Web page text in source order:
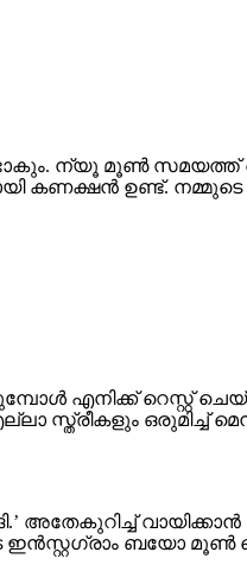
ന്യൂ മൂണ്‍
കണക്ഷന്‍ ഉണ്ട്.
എനിക്ക്
സ്ത്രീകളും ഒരുമിച്ച്
ബയോ മൂണ്‍